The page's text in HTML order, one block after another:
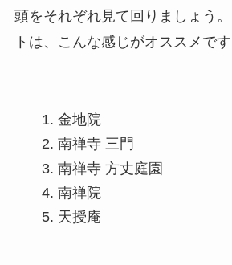
頭をそれぞれ見て回りましょう
トは、こんな感じがオススメです
金地院
南禅寺 三門
南禅寺 方丈庭園
南禅院
天授庵